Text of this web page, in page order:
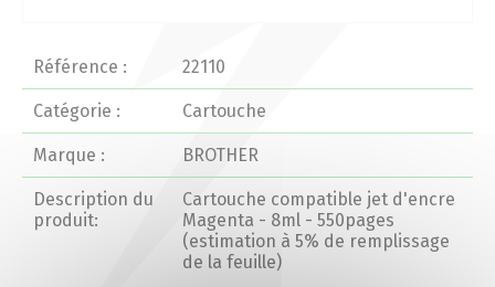
Produits
Professionnels
Particuliers
Référence : 22110
Catégorie : Cartouche
Marque : BROTHER
Description du
produit:
Cartouche compatible jet d'encre
Magenta - 8ml - 550pages
(estimation à 5% de remplissage
de la feuille)